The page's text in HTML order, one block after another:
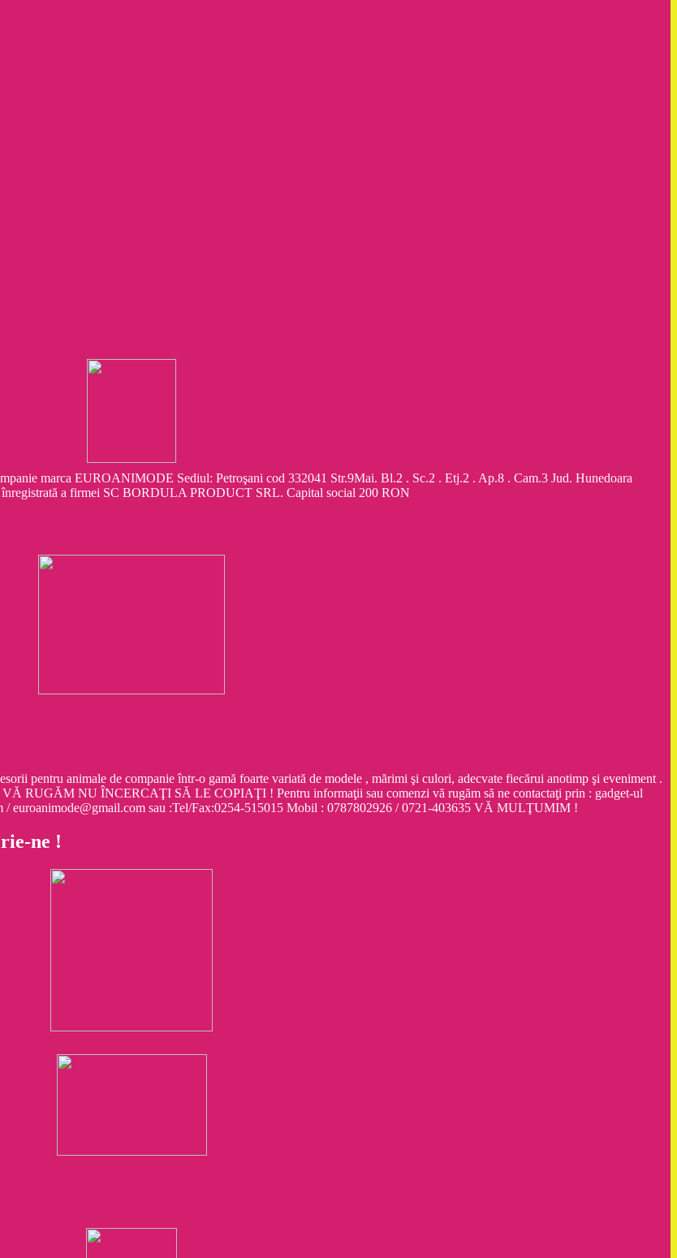
marca EUROANIMODE Sediul: Petroşani cod 332041 Str.9Mai. Bl.2 . Sc.2 . Etj.2 . Ap.8 . Cam.3 Jud. Hunedoara
a firmei SC BORDULA PRODUCT SRL. Capital social 200 RON
pentru animale de companie într-o gamă foarte variată de modele , mărimi şi culori, adecvate fiecărui anotimp şi eveniment .
RUGĂM NU ÎNCERCAŢI SĂ LE COPIAŢI ! Pentru informaţii sau comenzi vă rugăm să ne contactaţi prin : gadget-ul
/ euroanimode@gmail.com sau :Tel/Fax:0254-515015 Mobil : 0787802926 / 0721-403635 VĂ MULŢUMIM !
ne !